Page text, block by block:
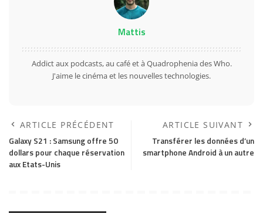
Mattis
Addict aux podcasts, au café et à Quadrophenia des Who.
J'aime le cinéma et les nouvelles technologies.
ARTICLE PRÉCÉDENT
Galaxy S21 : Samsung offre 50
dollars pour chaque réservation
aux Etats-Unis
ARTICLE SUIVANT
Transférer les données d’un
smartphone Android à un autre